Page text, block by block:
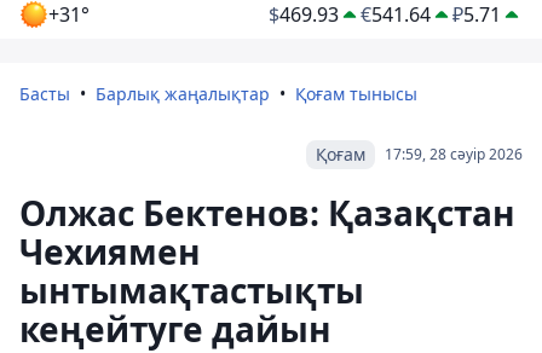
+31° $469.93 €541.64 ₽5.71
Басты Барлық жаңалықтар Қоғам тынысы
17:59, 28 сәуір 2026
Қоғам
Олжас Бектенов: Қазақстан
Чехиямен
ынтымақтастықты
кеңейтуге дайын